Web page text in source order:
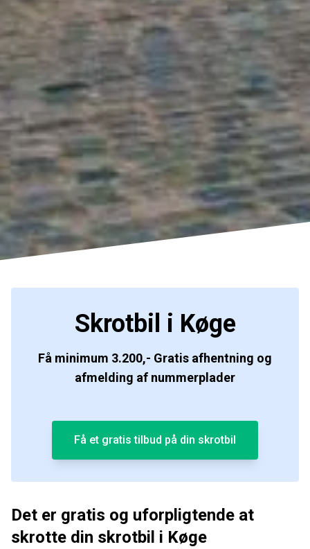
Skrotbil i Køge
Få minimum 3.200,- Gratis afhentning og
afmelding af nummerplader
Få et gratis tilbud på din skrotbil
Det er gratis og uforpligtende at
skrotte din skrotbil i Køge